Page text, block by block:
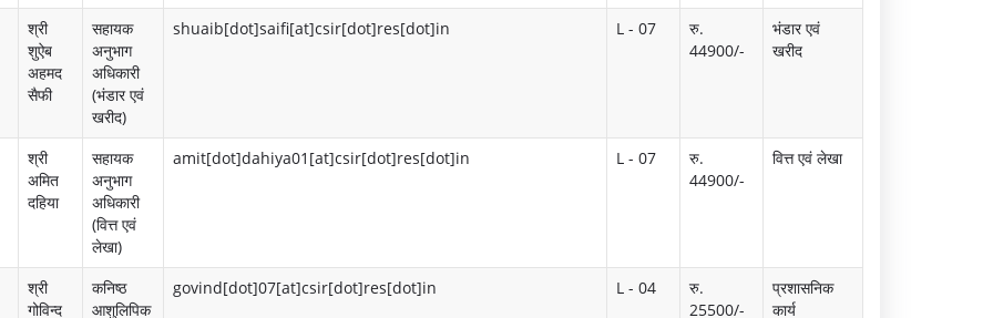
कों
का
ड़ा
व
s
श्री
शुऐब
अहमद
सैफी
सहायक
अनुभाग
अधिकारी
(भंडार एवं
खरीद)
shuaib[dot]saifi[at]csir[dot]res[dot]in L - 07
रु.
44900/-
भंडार एवं
खरीद
श्री
अमित
दहिया
सहायक
अनुभाग
अधिकारी
(वित्त एवं
लेखा)
amit[dot]dahiya01[at]csir[dot]res[dot]in L - 07
रु.
44900/-
वित्त एवं लेखा
श्री
गोविन्द
कनिष्ठ
आशुलिपिक
govind[dot]07[at]csir[dot]res[dot]in L - 04
रु.
25500/-
प्रशासनिक
कार्य